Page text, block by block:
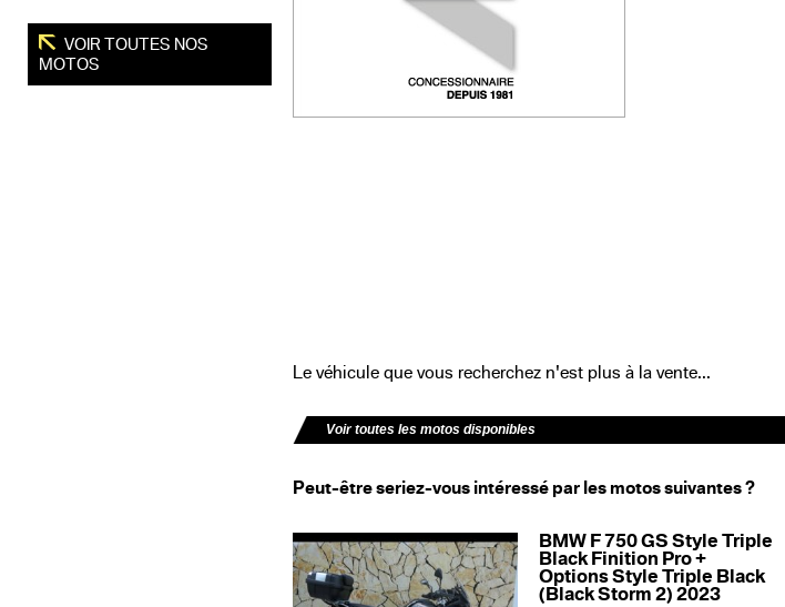
VOIR TOUTES NOS
MOTOS
Le véhicule que vous recherchez n'est plus à la vente...
Voir toutes les motos disponibles
Peut-être seriez-vous intéressé par les motos suivantes ?
BMW F 750 GS Style Triple
Black Finition Pro +
Options Style Triple Black
(Black Storm 2) 2023